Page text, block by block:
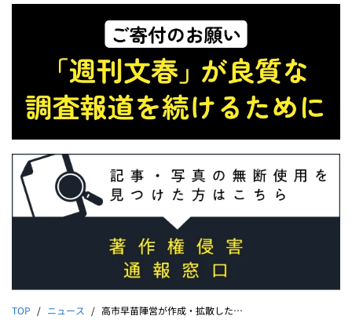
TOP ニュース 高市早苗陣営が作成・拡散した林芳正「誹謗中傷動画」《「林芳正アウトー！」小泉進次郎も標的に「進次郎は無能」》